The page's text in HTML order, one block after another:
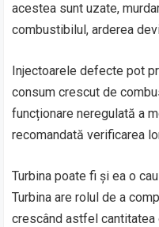
acestea sunt uzate,
combustibilul, arderea
Injectoarele defecte pot
consum crescut de
funcționare neregulată a
recomandată verificarea
Turbina poate fi și ea o
Turbina are rolul de a
crescând astfel